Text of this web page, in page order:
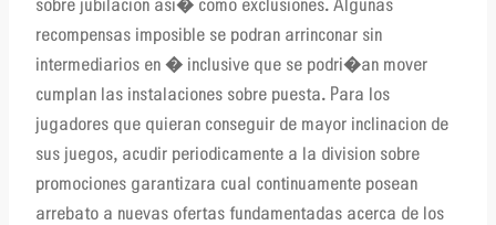
sobre jubilacion asi� como exclusiones. Algunas
recompensas imposible se podran arrinconar sin
intermediarios en � inclusive que se podri�an mover
cumplan las instalaciones sobre puesta. Para los
jugadores que quieran conseguir de mayor inclinacion de
sus juegos, acudir periodicamente a la division sobre
promociones garantizara cual continuamente posean
arrebato a nuevas ofertas fundamentadas acerca de los